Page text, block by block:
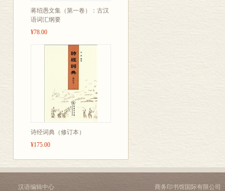
蒋绍愚文集（第一卷）：古汉
语词汇纲要
¥78.00
诗经词典（修订本）
¥175.00
汉语编辑中心 商务印书馆国际有限公司